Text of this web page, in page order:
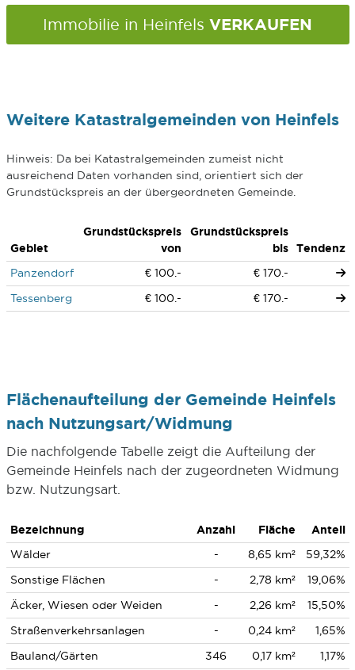
Immobilie in Heinfels VERKAUFEN
Weitere Katastralgemeinden von Heinfels
Hinweis: Da bei Katastralgemeinden zumeist nicht
ausreichend Daten vorhanden sind, orientiert sich der
Grundstückspreis an der übergeordneten Gemeinde.
Gebiet
Grundstückspreis
von
Grundstückspreis
bis
Tendenz
Panzendorf
€ 100.-
€ 170.-
Tessenberg
€ 100.- € 170.-
Flächenaufteilung der Gemeinde Heinfels
nach Nutzungsart/Widmung
Die nachfolgende Tabelle zeigt die Aufteilung der
Gemeinde Heinfels nach der zugeordneten Widmung
bzw. Nutzungsart.
Bezeichnung Anzahl Fläche
Anteil
Wälder
- 8,65 km²
59,32%
Sonstige Flächen
- 2,78 km²
19,06%
Äcker, Wiesen oder Weiden
- 2,26 km²
15,50%
Straßenverkehrsanlagen
- 0,24 km²
1,65%
Bauland/Gärten
346 0,17 km² 1,17%